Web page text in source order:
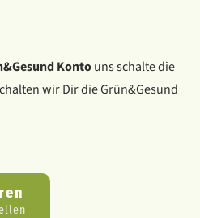
Kontouns schalte die
wir Dir die Grün&Gesund